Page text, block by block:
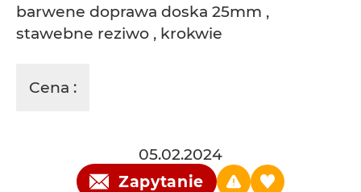
barwene doprawa doska 25mm ,
stawebne reziwo , krokwie
Cena :
05.02.2024
Zapytanie